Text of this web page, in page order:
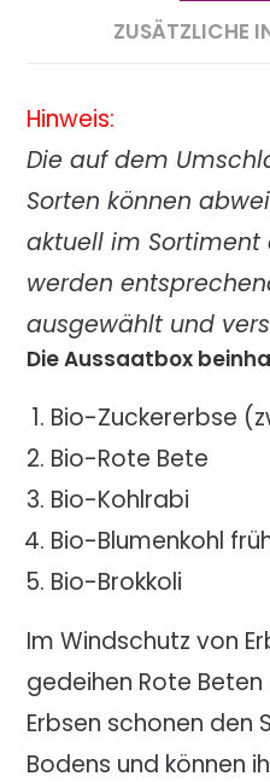
ZUSÄTZLICHE
Hinweis:
Die auf dem
Sorten können
aktuell im Sortiment
werden
ausgewählt und
Die Aussaatbox
Bio-Zuckererbse
Bio-Rote Bete
Bio-Kohlrabi
Bio-Blumenkohl
Bio-Brokkoli
Im Windschutz von
gedeihen Rote
Erbsen schonen
Bodens und können